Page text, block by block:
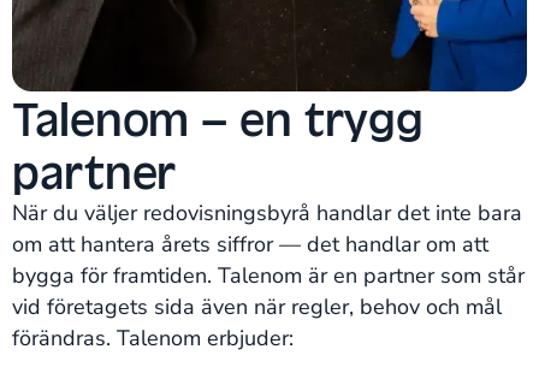
Talenom – en trygg
partner
När du väljer redovisningsbyrå handlar det inte bara
om att hantera årets siffror — det handlar om att
bygga för framtiden. Talenom är en partner som står
vid företagets sida även när regler, behov och mål
förändras. Talenom erbjuder: